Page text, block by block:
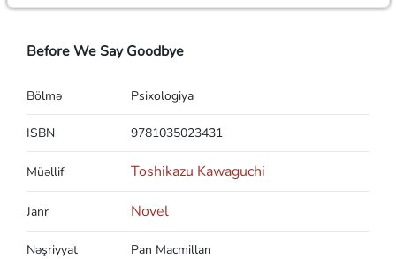
Before We Say Goodbye
Bölmə Psixologiya
ISBN 9781035023431
Müəllif Toshikazu Kawaguchi
Janr Novel
Nəşriyyat Pan Macmillan